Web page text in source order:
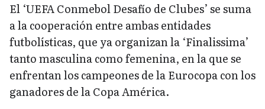
El ‘UEFA Conmebol Desafío de Clubes’ se suma
a la cooperación entre ambas entidades
futbolísticas, que ya organizan la ‘Finalissima’
tanto masculina como femenina, en la que se
enfrentan los campeones de la Eurocopa con los
ganadores de la Copa América.